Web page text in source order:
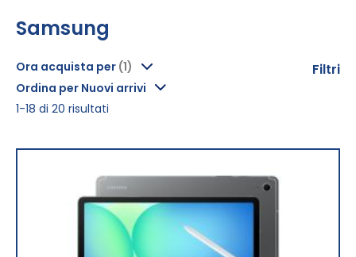
Samsung
Ordina per Nuovi arrivi
1-18 di 20 risultati
Filtri
Ora acquista per